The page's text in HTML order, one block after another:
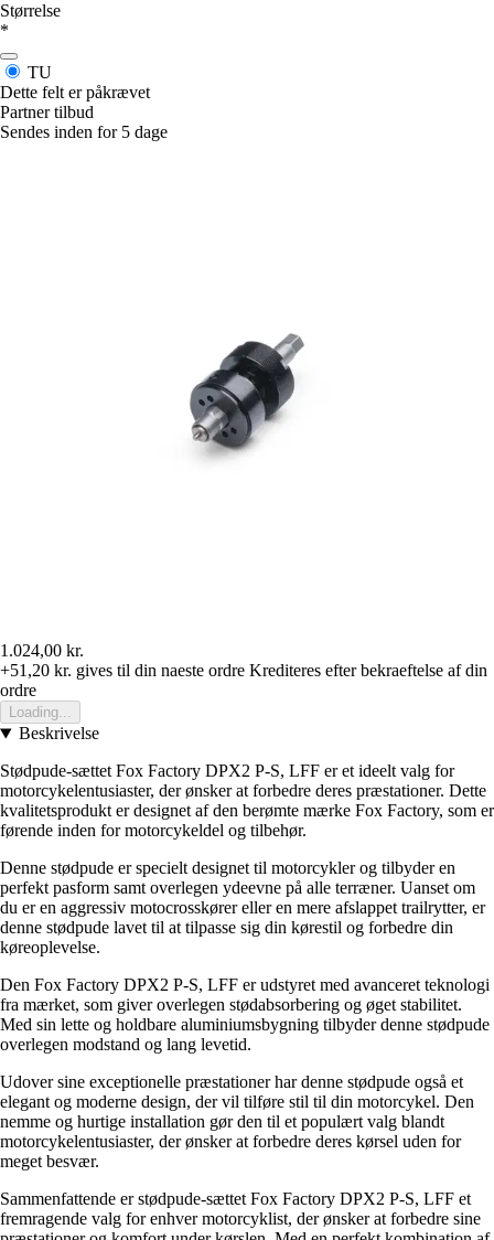
Størrelse
*
TU
Dette felt er påkrævet
Partner tilbud
Sendes inden for 5 dage
1.024,00 kr.
+51,20 kr. gives til din naeste ordre Krediteres efter bekraeftelse af din
ordre
Loading...
Beskrivelse
Stødpude-sættet Fox Factory DPX2 P-S, LFF er et ideelt valg for
motorcykelentusiaster, der ønsker at forbedre deres præstationer. Dette
kvalitetsprodukt er designet af den berømte mærke Fox Factory, som er
førende inden for motorcykeldel og tilbehør.
Denne stødpude er specielt designet til motorcykler og tilbyder en
perfekt pasform samt overlegen ydeevne på alle terræner. Uanset om
du er en aggressiv motocrosskører eller en mere afslappet trailrytter, er
denne stødpude lavet til at tilpasse sig din kørestil og forbedre din
køreoplevelse.
Den Fox Factory DPX2 P-S, LFF er udstyret med avanceret teknologi
fra mærket, som giver overlegen stødabsorbering og øget stabilitet.
Med sin lette og holdbare aluminiumsbygning tilbyder denne stødpude
overlegen modstand og lang levetid.
Udover sine exceptionelle præstationer har denne stødpude også et
elegant og moderne design, der vil tilføre stil til din motorcykel. Den
nemme og hurtige installation gør den til et populært valg blandt
motorcykelentusiaster, der ønsker at forbedre deres kørsel uden for
meget besvær.
Sammenfattende er stødpude-sættet Fox Factory DPX2 P-S, LFF et
fremragende valg for enhver motorcyklist, der ønsker at forbedre sine